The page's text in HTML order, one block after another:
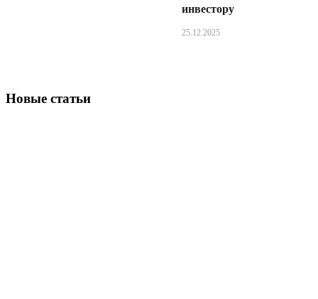
инвестору
25.12.2025
Новые статьи